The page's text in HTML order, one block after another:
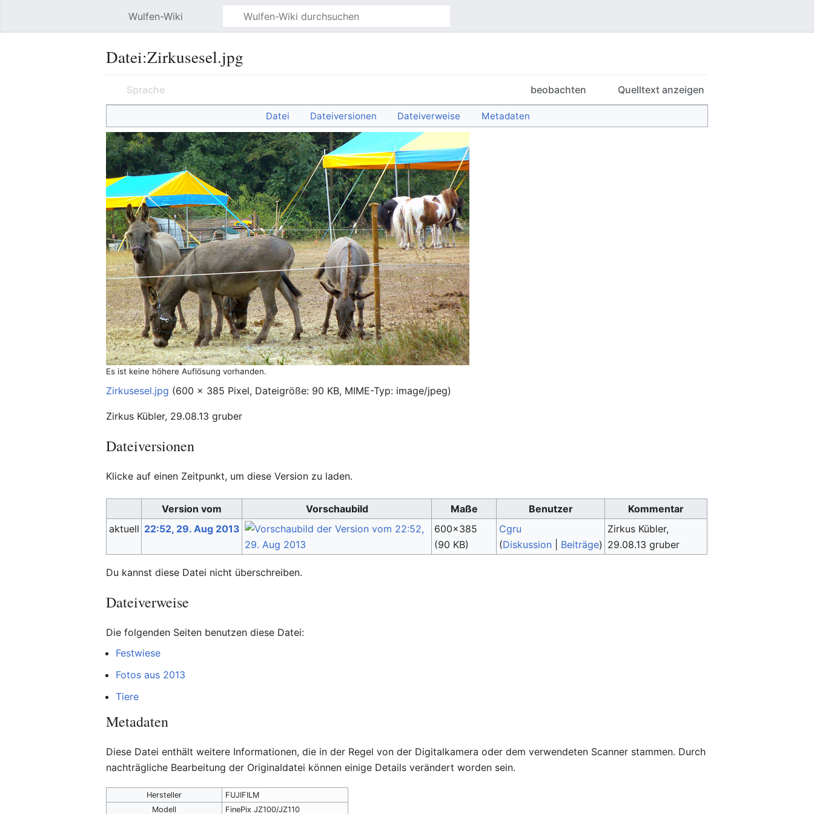
Wulfen-Wiki
Datei:Zirkusesel.jpg
Sprache beobachten Quelltext anzeigen
Datei Dateiversionen Dateiverweise Metadaten
Es ist keine höhere Auflösung vorhanden.
Zirkusesel.jpg (600 × 385 Pixel, Dateigröße: 90 KB, MIME-Typ: image/jpeg)
Zirkus Kübler, 29.08.13 gruber
Dateiversionen
Klicke auf einen Zeitpunkt, um diese Version zu laden.
Version vom Vorschaubild Maße Benutzer
Kommentar
aktuell 22:52, 29. Aug 2013
600×385
(90 KB)
Cgru
(Diskussion| Beiträge)
Zirkus Kübler,
29.08.13 gruber
Du kannst diese Datei nicht überschreiben.
Dateiverweise
Die folgenden Seiten benutzen diese Datei:
Festwiese
Fotos aus 2013
Tiere
Metadaten
Diese Datei enthält weitere Informationen, die in der Regel von der Digitalkamera oder dem verwendeten Scanner stammen. Durch
nachträgliche Bearbeitung der Originaldatei können einige Details verändert worden sein.
Hersteller
FUJIFILM
Modell
FinePix JZ100/JZ110